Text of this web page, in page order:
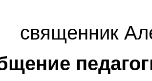
священник